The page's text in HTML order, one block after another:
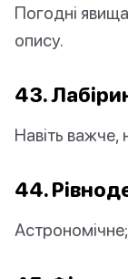
Погодні
опису.
43.
Навіть важче,
44.